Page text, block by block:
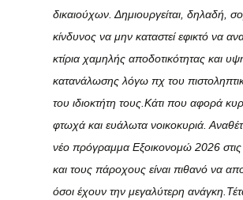
δικαιούχων. Δημιουργείται, δηλαδή,
κίνδυνος να μην καταστεί εφικτό να
κτίρια χαμηλής αποδοτικότητας και
κατανάλωσης λόγω πχ του
του ιδιοκτήτη τους.Κάτι που αφορά
φτωχά και ευάλωτα νοικοκυριά.
νέο πρόγραμμα Εξοικονομώ 2026 στις
και τους πάροχους είναι πιθανό να
όσοι έχουν την μεγαλύτερη ανάγκη.